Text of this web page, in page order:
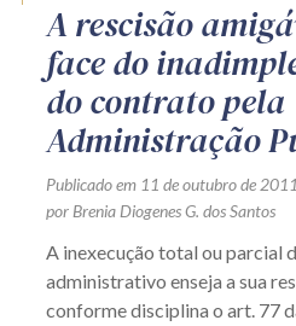
A rescisão
face do
do contrato pela
Administração
Publicado em 11 de outubro de 2011
por Brenia Diogenes G. dos Santos
A inexecução total ou parcial
administrativo enseja a sua
conforme disciplina o art. 77